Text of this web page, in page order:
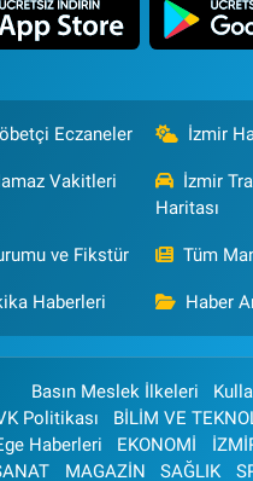
Eczaneler İzmir
Vakitleri
İzmir
Haritası
ve Fikstür Tüm
Haberleri Haber
Basın Meslek İlkeleri
Politikası
BİLİM VE
Haberleri EKONOMİ
MAGAZİN SAĞLIK